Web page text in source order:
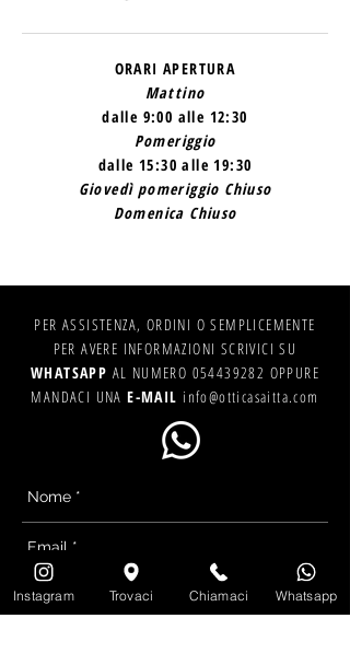
ORARI APERTURA
Mattino
dalle 9:00 alle 12:30
Pomeriggio
dalle 15:30 alle 19:30
Giovedì pomeriggio Chiuso
Domenica Chiuso
PER ASSISTENZA, ORDINI O SEMPLICEMENTE
PER AVERE INFORMAZIONI SCRIVICI SU
WHATSAPP AL NUMERO 054439282 OPPURE
MANDACI UNAE-MAIL info@otticasaitta.com
Instagram Trovaci Chiamaci Whatsapp